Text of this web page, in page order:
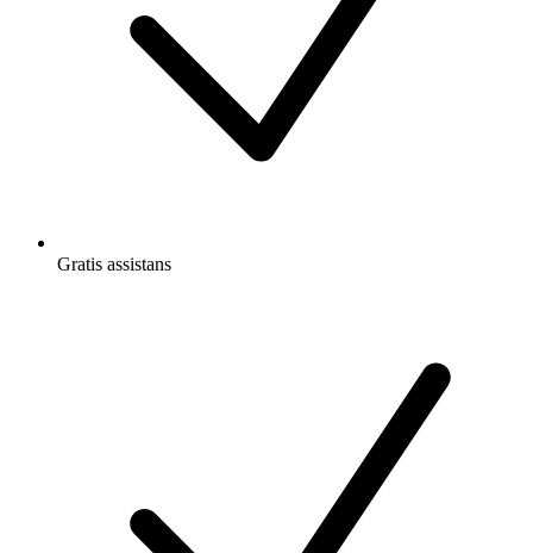
Gratis assistans